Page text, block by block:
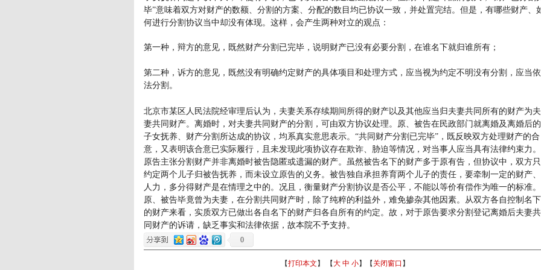
毕”意味着双方对财产的数额、分割的方案、分配的数目均已协议一致，并处置完结。但是，有哪些财产、
何进行分割协议当中却没有体现。这样，会产生两种对立的观点：
第一种，辩方的意见，既然财产分割已完毕，说明财产已没有必要分割，在谁名下就归谁所有；
第二种，诉方的意见，既然没有明确约定财产的具体项目和处理方式，应当视为约定不明没有分割，应当依
法分割。
北京市某区人民法院经审理后认为，夫妻关系存续期间所得的财产以及其他应当归夫妻共同所有的财产为夫
妻共同财产。离婚时，对夫妻共同财产的分割，可由双方协议处理。原、被告在民政部门就离婚及离婚后的
子女抚养、财产分割所达成的协议，均系真实意思表示。 “共同财产分割已完毕”，既反映双方处理财产的合
意，又表明该合意已实际履行，且未发现此项协议存在欺诈、胁迫等情况，对当事人应当具有法律约束力。
原告主张分割财产并非离婚时被告隐匿或遗漏的财产。虽然被告名下的财产多于原有告，但协议中，双方只
约定两个儿子归被告抚养，而未设立原告的义务。被告独自承担养育两个儿子的责任，要牵制一定的财产、
人力，多分得财产是在情理之中的。况且，衡量财产分割协议是否公平，不能以等价有偿作为唯一的标准。
原、被告毕竟曾为夫妻，在分割共同财产时，除了纯粹的利益外，难免掺杂其他因素。从双方各自控制名下
的财产来看，实质双方已做出各自名下的财产归各自所有的约定。故，对于原告要求分割登记离婚后夫妻共
同财产的诉请，缺乏事实和法律依据，故本院不予支持。
0
【打印本文 】 【大 中 小】【 关闭窗口 】